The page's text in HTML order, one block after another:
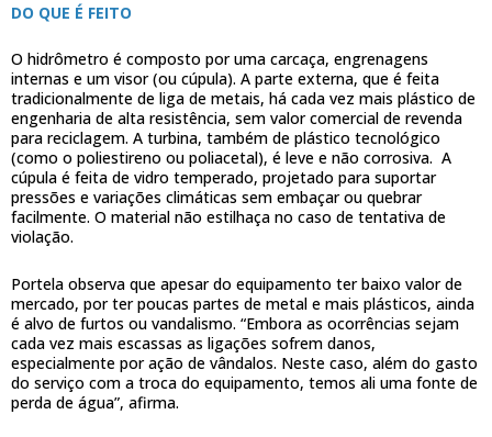
DO QUE É FEITO
O hidrômetro é composto por uma carcaça, engrenagens
internas e um visor (ou cúpula). A parte externa, que é feita
tradicionalmente de liga de metais, há cada vez mais plástico de
engenharia de alta resistência, sem valor comercial de revenda
para reciclagem. A turbina, também de plástico tecnológico
(como o poliestireno ou poliacetal), é leve e não corrosiva. A
cúpula é feita de vidro temperado, projetado para suportar
pressões e variações climáticas sem embaçar ou quebrar
facilmente. O material não estilhaça no caso de tentativa de
violação.
Portela observa que apesar do equipamento ter baixo valor de
mercado, por ter poucas partes de metal e mais plásticos, ainda
é alvo de furtos ou vandalismo. “Embora as ocorrências sejam
cada vez mais escassas as ligações sofrem danos,
especialmente por ação de vândalos. Neste caso, além do gasto
do serviço com a troca do equipamento, temos ali uma fonte de
perda de água”, afirma.